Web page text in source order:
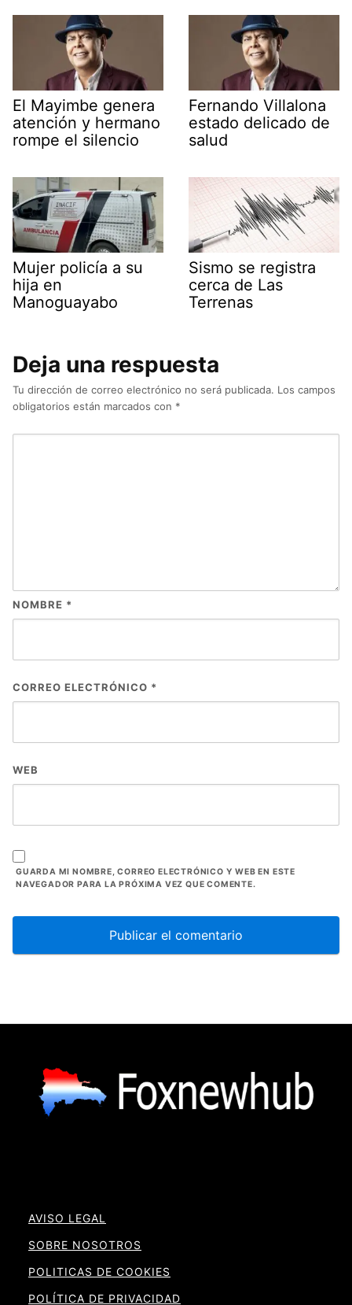
El Mayimbe genera
atención y hermano
rompe el silencio
Fernando Villalona
estado delicado de
salud
Mujer policía a su
hija en
Manoguayabo
Sismo se registra
cerca de Las
Terrenas
Deja una respuesta
Tu dirección de correo electrónico no será publicada. Los campos
obligatorios están marcados con *
NOMBRE *
CORREO ELECTRÓNICO *
WEB
GUARDA MI NOMBRE, CORREO ELECTRÓNICO Y WEB EN ESTE
NAVEGADOR PARA LA PRÓXIMA VEZ QUE COMENTE.
AVISO LEGAL
SOBRE NOSOTROS
POLITICAS DE COOKIES
POLÍTICA DE PRIVACIDAD